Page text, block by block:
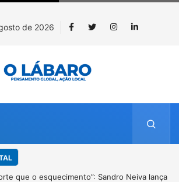
de 2026
inscrições abertas para o Prêmio de Redação e